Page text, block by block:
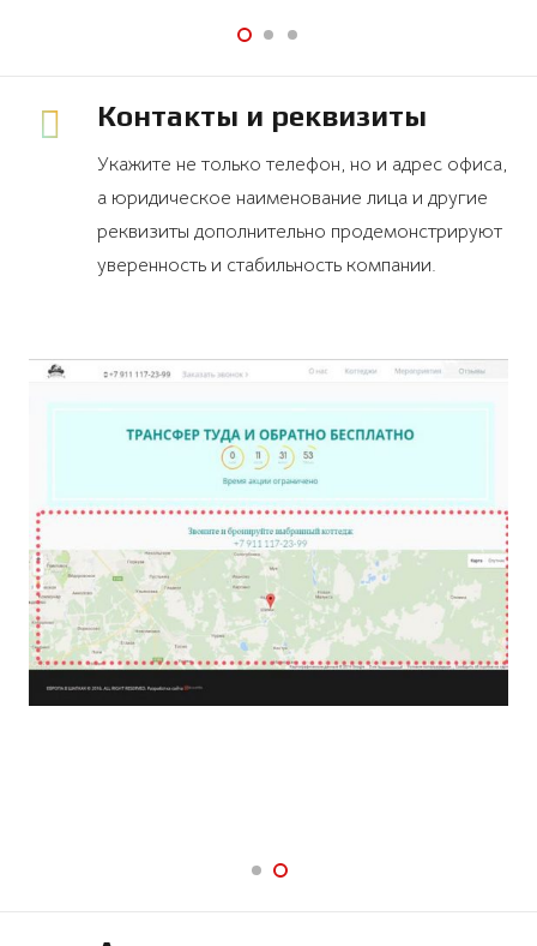
Контакты и реквизиты
Укажите не только телефон, но и адрес офиса,
а юридическое наименование лица и другие
реквизиты дополнительно продемонстрируют
уверенность и стабильность компании.